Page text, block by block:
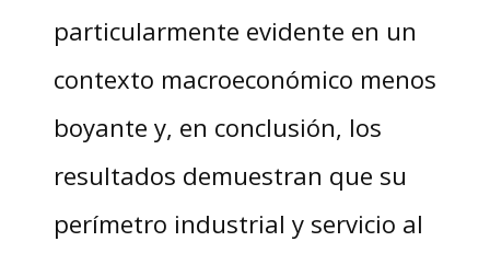
particularmente evidente en un
contexto macroeconómico menos
boyante y, en conclusión, los
resultados demuestran que su
perímetro industrial y servicio al